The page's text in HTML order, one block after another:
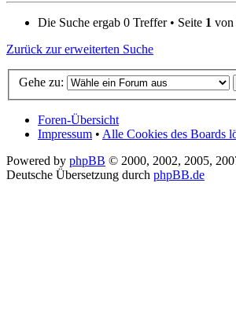
Die Suche ergab 0 Treffer • Seite 1 von
Zurück zur erweiterten Suche
Gehe zu:
Foren-Übersicht
Impressum • Alle Cookies des Boards
Powered by phpBB © 2000, 2002, 2005,
Deutsche Übersetzung durch phpBB.de